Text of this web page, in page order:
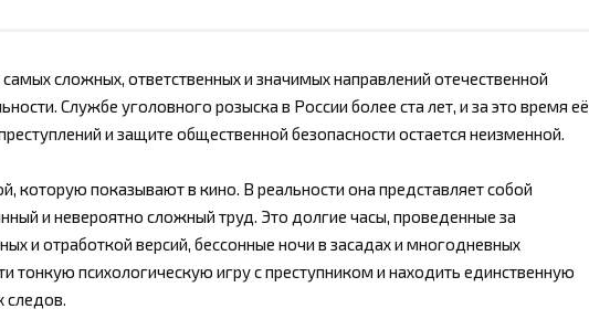
сложных, ответственных и значимых направлений отечественной
Службе уголовного розыска в России более ста лет, и за это время её
и защите общественной безопасности остается неизменной.
которую показывают в кино. В реальности она представляет собой
и невероятно сложный труд. Это долгие часы, проведенные за
и отработкой версий, бессонные ночи в засадах и многодневных
тонкую психологическую игру с преступником и находить единственную
следов.